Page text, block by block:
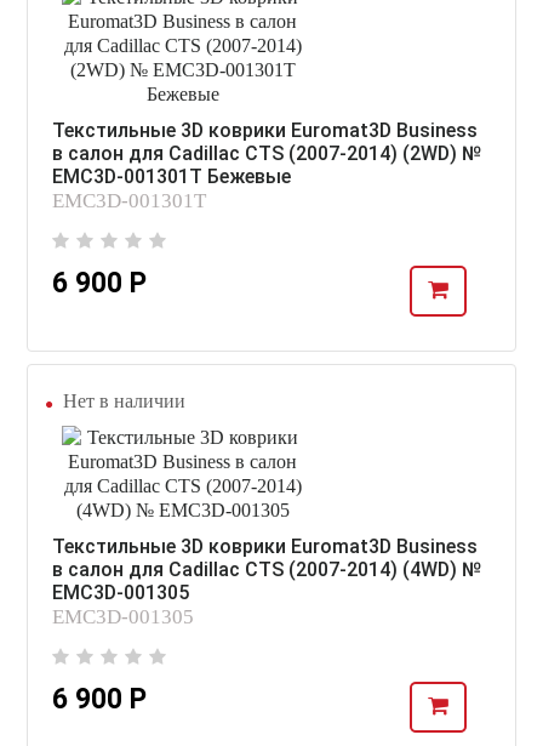
Текстильные 3D коврики Euromat3D Business
в салон для Cadillac CTS (2007-2014) (2WD) №
EMC3D-001301T Бежевые
EMC3D-001301T
6 900 Р
Нет в наличии
Текстильные 3D коврики Euromat3D Business
в салон для Cadillac CTS (2007-2014) (4WD) №
EMC3D-001305
EMC3D-001305
6 900 Р